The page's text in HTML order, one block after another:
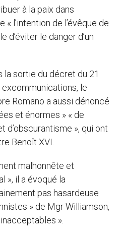
à la paix dans
« l’intention de l’évêque de
d’éviter le danger d’un
la sortie du décret du 21
le
Romano a aussi dénoncé
et énormes » « de
d’obscurantisme », qui ont
Benoît XVI.
malhonnête et
», il a évoqué la
pas hasardeuse
» de Mgr Williamson,
».